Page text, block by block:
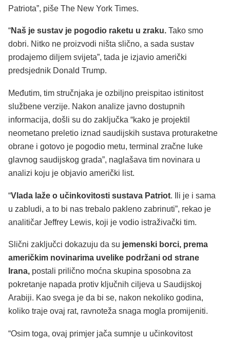
Patriota”, piše The New York Times.
“Naš je sustav je pogodio raketu u zraku. Tako smo
dobri. Nitko ne proizvodi ništa slično, a sada sustav
prodajemo diljem svijeta”, tada je izjavio američki
predsjednik Donald Trump.
Međutim, tim stručnjaka je ozbiljno preispitao istinitost
službene verzije. Nakon analize javno dostupnih
informacija, došli su do zaključka “kako je projektil
neometano preletio iznad saudijskih sustava proturaketne
obrane i gotovo je pogodio metu, terminal zračne luke
glavnog saudijskog grada”, naglašava tim novinara u
analizi koju je objavio američki list.
“Vlada laže o učinkovitosti sustava Patriot. Ili je i sama
u zabludi, a to bi nas trebalo pakleno zabrinuti”, rekao je
analitičar Jeffrey Lewis, koji je vodio istraživački tim.
Slični zaključci dokazuju da su jemenski borci, prema
američkim novinarima uvelike podržani od strane
Irana, postali prilično moćna skupina sposobna za
pokretanje napada protiv ključnih ciljeva u Saudijskoj
Arabiji. Kao svega je da bi se, nakon nekoliko godina,
koliko traje ovaj rat, ravnoteža snaga mogla promijeniti.
“Osim toga, ovaj primjer jača sumnje u učinkovitost